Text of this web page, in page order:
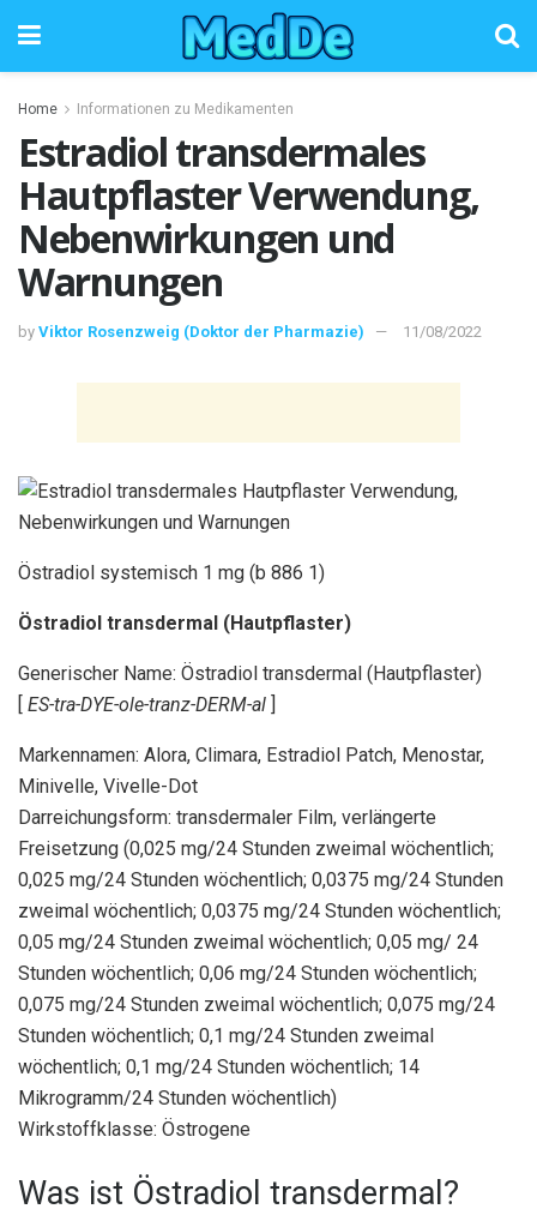
Home Informationen zu Medikamenten
Estradiol transdermales
Hautpflaster Verwendung,
Nebenwirkungen und
Warnungen
by Viktor Rosenzweig (Doktor der Pharmazie) 11/08/2022
Östradiol systemisch 1 mg (b 886 1)
Östradiol transdermal (Hautpflaster)
Generischer Name: Östradiol transdermal (Hautpflaster)
[ ES-tra-DYE-ole-tranz-DERM-al ]
Markennamen: Alora, Climara, Estradiol Patch, Menostar,
Minivelle, Vivelle-Dot
Darreichungsform: transdermaler Film, verlängerte
Freisetzung (0,025 mg/24 Stunden zweimal wöchentlich;
0,025 mg/24 Stunden wöchentlich; 0,0375 mg/24 Stunden
zweimal wöchentlich; 0,0375 mg/24 Stunden wöchentlich;
0,05 mg/24 Stunden zweimal wöchentlich; 0,05 mg/ 24
Stunden wöchentlich; 0,06 mg/24 Stunden wöchentlich;
0,075 mg/24 Stunden zweimal wöchentlich; 0,075 mg/24
Stunden wöchentlich; 0,1 mg/24 Stunden zweimal
wöchentlich; 0,1 mg/24 Stunden wöchentlich; 14
Mikrogramm/24 Stunden wöchentlich)
Wirkstoffklasse: Östrogene
Was ist Östradiol transdermal?